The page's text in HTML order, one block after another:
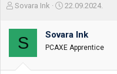
Z
n
i
Sovara Ink
D
u
m
o
22.09.2024.
S Sovara Ink
PCAXE Apprentice